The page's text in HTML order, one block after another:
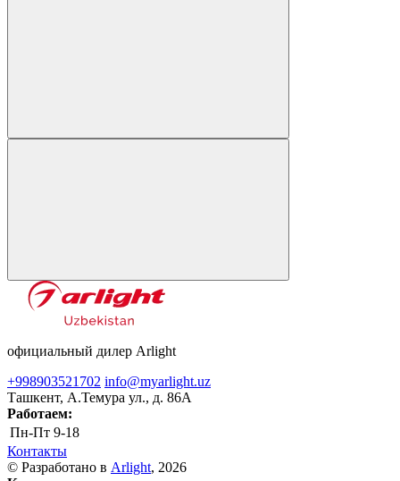
официальный дилер Arlight
+998903521702 info@myarlight.uz
Ташкент, А.Темура ул., д. 86А
Работаем:
Пн-Пт 9-18
Контакты
© Разработано в Arlight, 2026